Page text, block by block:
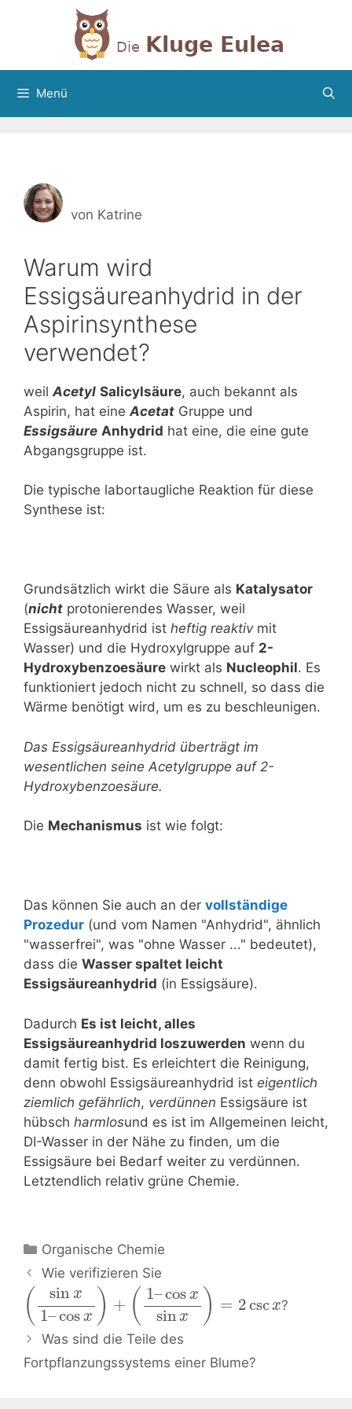
Menü
von Katrine
Warum wird
Essigsäureanhydrid in der
Aspirinsynthese
verwendet?
weil Acetyl Salicylsäure, auch bekannt als
Aspirin, hat eine Acetat Gruppe und
Essigsäure Anhydrid hat eine, die eine gute
Abgangsgruppe ist.
Die typische labortaugliche Reaktion für diese
Synthese ist:
Grundsätzlich wirkt die Säure als Katalysator
(nicht protonierendes Wasser, weil
Essigsäureanhydrid ist heftig reaktivmit
Wasser) und die Hydroxylgruppe auf 2-
Hydroxybenzoesäure wirkt als Nucleophil. Es
funktioniert jedoch nicht zu schnell, so dass die
Wärme benötigt wird, um es zu beschleunigen.
Das Essigsäureanhydrid überträgt im
wesentlichen seine Acetylgruppe auf 2-
Hydroxybenzoesäure.
Die Mechanismus ist wie folgt:
Das können Sie auch an der vollständige
Prozedur (und vom Namen "Anhydrid", ähnlich
"wasserfrei", was "ohne Wasser ..." bedeutet),
dass die Wasser spaltet leicht
Essigsäureanhydrid (in Essigsäure).
Dadurch Es ist leicht, alles
Essigsäureanhydrid loszuwerden wenn du
damit fertig bist. Es erleichtert die Reinigung,
denn obwohl Essigsäureanhydrid ist eigentlich
ziemlich gefährlich, verdünnen Essigsäure ist
hübsch harmlosund es ist im Allgemeinen leicht,
DI-Wasser in der Nähe zu finden, um die
Essigsäure bei Bedarf weiter zu verdünnen.
Letztendlich relativ grüne Chemie.
Kategorien
Organische Chemie
Beitrags-
Navigation
Wie verifizieren Sie
( sin x
1–cos x ) + ( 1–cos x
sinx ) = 2cscx?
Was sind die Teile des
Fortpflanzungssystems einer Blume?